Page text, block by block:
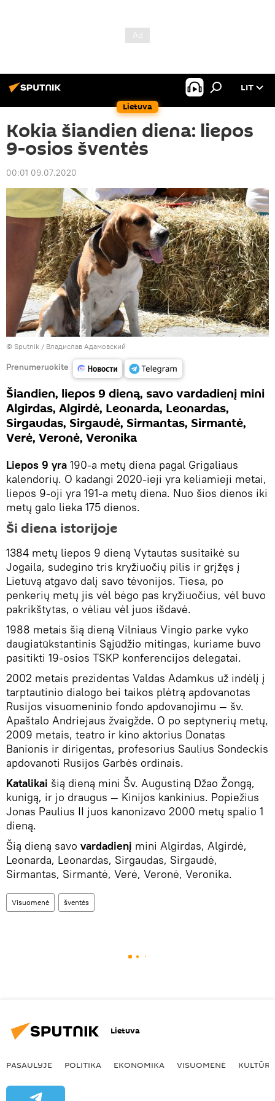
Lietuva
LIT
Kokia šiandien diena: liepos
9-osios šventės
00:01 09.07.2020
© Sputnik / Владислав Адамовский
Prenumeruokite
Šiandien, liepos 9 dieną, savo vardadienį mini
Algirdas, Algirdė, Leonarda, Leonardas,
Sirgaudas, Sirgaudė, Sirmantas, Sirmantė,
Verė, Veronė, Veronika
Liepos 9 yra 190-a metų diena pagal Grigaliaus
kalendorių. O kadangi 2020-ieji yra keliamieji metai,
liepos 9-oji yra 191-a metų diena. Nuo šios dienos iki
metų galo lieka 175 dienos.
Ši diena istorijoje
1384 metų liepos 9 dieną Vytautas susitaikė su
Jogaila, sudegino tris kryžiuočių pilis ir grįžęs į
Lietuvą atgavo dalį savo tėvonijos. Tiesa, po
penkerių metų jis vėl bėgo pas kryžiuočius, vėl buvo
pakrikštytas, o vėliau vėl juos išdavė.
1988 metais šią dieną Vilniaus Vingio parke vyko
daugiatūkstantinis Sąjūdžio mitingas, kuriame buvo
pasitikti 19-osios TSKP konferencijos delegatai.
2002 metais prezidentas Valdas Adamkus už indėlį į
tarptautinio dialogo bei taikos plėtrą apdovanotas
Rusijos visuomeninio fondo apdovanojimu — šv.
Apaštalo Andriejaus žvaigžde. O po septynerių metų,
2009 metais, teatro ir kino aktorius Donatas
Banionis ir dirigentas, profesorius Saulius Sondeckis
apdovanoti Rusijos Garbės ordinais.
Katalikai šią dieną mini Šv. Augustiną Džao Žongą,
kunigą, ir jo draugus — Kinijos kankinius. Popiežius
Jonas Paulius II juos kanonizavo 2000 metų spalio 1
dieną.
Šią dieną savo vardadienį mini Algirdas, Algirdė,
Leonarda, Leonardas, Sirgaudas, Sirgaudė,
Sirmantas, Sirmantė, Verė, Veronė, Veronika.
Visuomenė šventės
Lietuva
PASAULYJE POLITIKA EKONOMIKA VISUOMENĖ KULTŪRA